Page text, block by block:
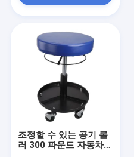
조정할 수 있는 공기 롤
러 300 파운드 자동차